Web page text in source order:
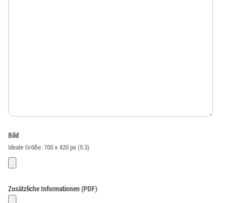
Bild
Ideale Größe: 700 x 420 px (5:3)
Zusätzliche Informationen (PDF)